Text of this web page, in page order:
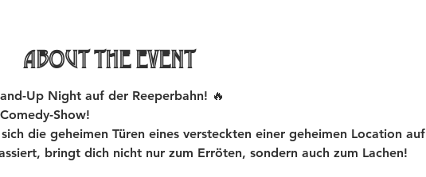
About the event
Up Night auf der Reeperbahn! 🔥
Show!
die geheimen Türen eines versteckten einer geheimen Location auf
bringt dich nicht nur zum Erröten, sondern auch zum Lachen!